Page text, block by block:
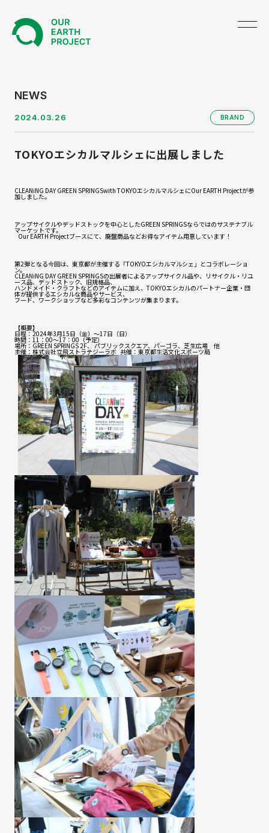
TOP
ABOUT US
NEWS
PRODUCE
MATERIAL
ONLINE STORE
資料ダウンロード
お問い合わせ
利用規約
特定商取引法に基づく表記
プライバシーポリシー
サイトポリシー
Copyright(C) OUR EARTH PROJECT All Right Reserved.
NEWS
2024.03.26 BRAND
TOKYOエシカルマルシェに出展しました
CLEANiNG DAY GREEN SPRINGSwith TOKYOエシカルマルシェにOur EARTH Projectが参
加しました。
アップサイクルやデッドストックを中心としたGREEN SPRINGSならではのサステナブル
マーケットです。
Our EARTH Projectブースにて、廃盤商品などお得なアイテム用意しています！
第2弾となる今回は、東京都が主催する「TOKYOエシカルマルシェ」とコラボレーショ
ン。
CLEANiNG DAY GREEN SPRINGSの出展者によるアップサイクル品や、リサイクル・リユ
ース品、デッドストック、旧規格品、
ハンドメイド・クラフトなどのアイテムに加え、TOKYOエシカルのパートナー企業・団
体が提供するエシカルな商品やサービス、
フード、ワークショップなど多彩なコンテンツが集まります。
【概要】
日程：2024年3月15日（金）～17日（日）
時間：11：00～17：00（予定）
場所：GREEN SPRINGS 2F、 パブリックスクエア、パーゴラ、芝生広場 他
主催：株式会社立飛ストラテジーラボ 共催：東京都生活文化スポーツ局